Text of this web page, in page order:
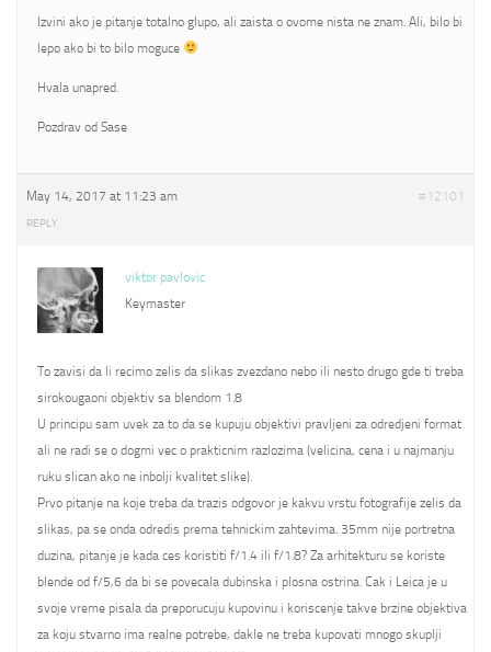
Izvini ako je pitanje totalno glupo, ali zaista o ovome nista ne znam. Ali, bilo bi
lepo ako bi to bilo moguce
Hvala unapred.
Pozdrav od Sase
May 14, 2017 at 11:23 am #12101
REPLY
viktor pavlovic
Keymaster
To zavisi da li recimo zelis da slikas zvezdano nebo ili nesto drugo gde ti treba
sirokougaoni objektiv sa blendom 1.8
U principu sam uvek za to da se kupuju objektivi pravljeni za odredjeni format
ali ne radi se o dogmi vec o prakticnim razlozima (velicina, cena i u najmanju
ruku slican ako ne inbolji kvalitet slike).
Prvo pitanje na koje treba da trazis odgovor je kakvu vrstu fotografije zelis da
slikas, pa se onda odredis prema tehnickim zahtevima. 35mm nije portretna
duzina, pitanje je kada ces koristiti f/1.4 ili f/1.8? Za arhitekturu se koriste
blende od f/5,6 da bi se povecala dubinska i plosna ostrina. Cak i Leica je u
svoje vreme pisala da preporucuju kupovinu i koriscenje takve brzine objektiva
za koju stvarno ima realne potrebe, dakle ne treba kupovati mnogo skuplji